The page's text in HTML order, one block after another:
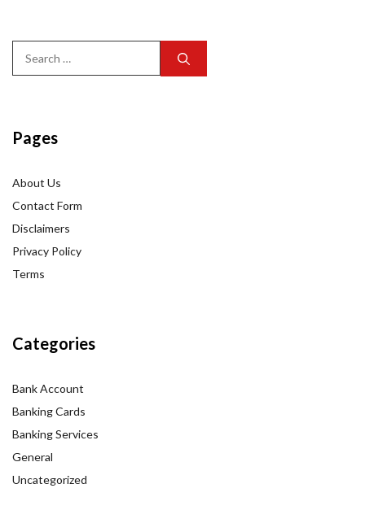
for:
Pages
About Us
Contact Form
Disclaimers
Privacy Policy
Terms
Categories
Bank Account
Banking Cards
Banking Services
General
Uncategorized